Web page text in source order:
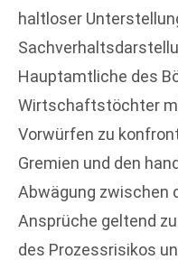
haltloser
Hauptamtliche des
Wirtschaftstöchter
Vorwürfen zu
Gremien und den
Abwägung zwischen
Ansprüche geltend
des Prozessrisikos